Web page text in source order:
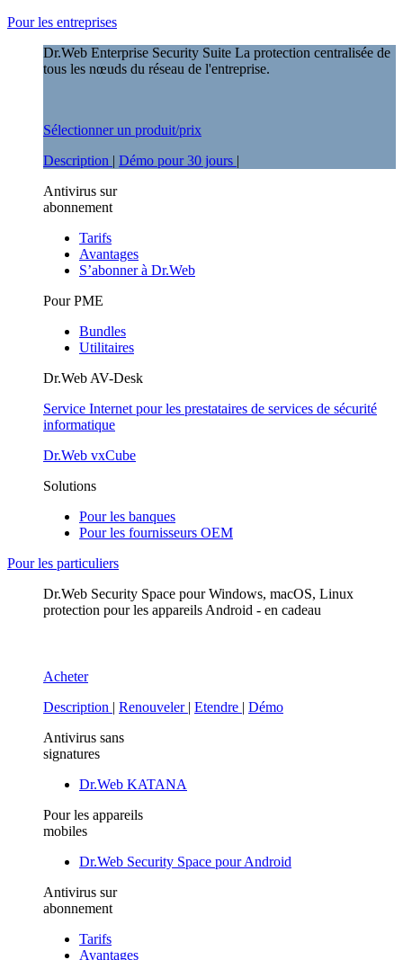
Pour les entreprises
Dr.Web Enterprise Security Suite La protection centralisée de
tous les nœuds du réseau de l'entreprise.
Sélectionner un produit/prix
Description | Démo pour 30 jours |
Antivirus sur
abonnement
Tarifs
Avantages
S’abonner à Dr.Web
Pour PME
Bundles
Utilitaires
Dr.Web AV-Desk
Service Internet pour les prestataires de services de sécurité
informatique
Dr.Web vxCube
Solutions
Pour les banques
Pour les fournisseurs OEM
Pour les particuliers
Dr.Web Security Space pour Windows, macOS, Linux
protection pour les appareils Android - en cadeau
Acheter
Description | Renouveler | Etendre | Démo
Antivirus sans
signatures
Dr.Web KATANA
Pour les appareils
mobiles
Dr.Web Security Space pour Android
Antivirus sur
abonnement
Tarifs
Avantages